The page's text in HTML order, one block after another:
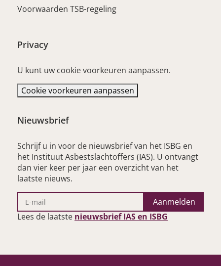
Voorwaarden TSB-regeling
Privacy
U kunt uw cookie voorkeuren aanpassen.
Cookie voorkeuren aanpassen
Nieuwsbrief
Schrijf u in voor de nieuwsbrief van het ISBG en
het Instituut Asbestslachtoffers (IAS). U ontvangt
dan vier keer per jaar een overzicht van het
laatste nieuws.
Aanmelden
Lees de laatste nieuwsbrief IAS en ISBG